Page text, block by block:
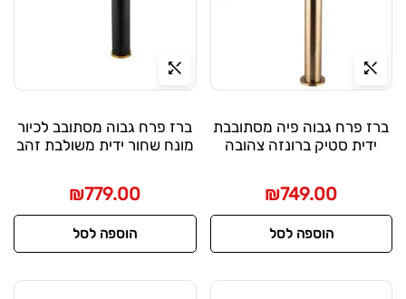
ברז פרח גבוה פיה מסתובבת
ידית סטיק ברונזה צהובה
₪749.00
הוספה לסל
ברז פרח גבוה מסתובב לכיור
מונח שחור ידית משולבת זהב
₪779.00
הוספה לסל